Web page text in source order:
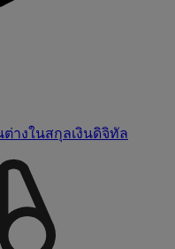
างในสกุลเงินดิจิทัล